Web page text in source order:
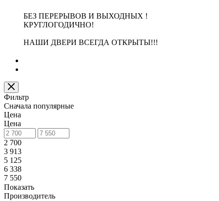
БЕЗ ПЕРЕРЫВОВ И ВЫХОДНЫХ !
КРУГЛОГОДИЧНО!
НАШИ ДВЕРИ ВСЕГДА ОТКРЫТЫ!!!
Фильтр
Сначала популярные
Цена
Цена
2 700
3 913
5 125
6 338
7 550
Показать
Производитель